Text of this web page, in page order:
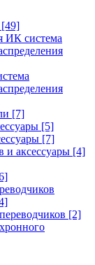
[49]
ИК система
[7]
[5]
[7]
и аксессуары [4]
[2]